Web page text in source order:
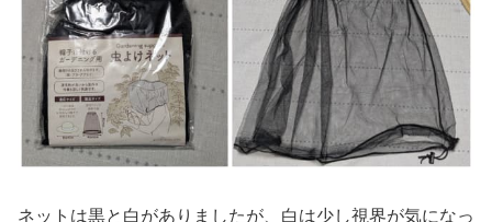
ネットは黒と白がありましたが、白は少し視界が気になっ